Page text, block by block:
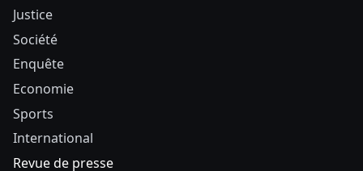
Justice
Société
Enquête
Economie
Sports
International
Revue de presse